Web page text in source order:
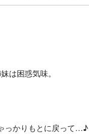
は困惑気味。
っかりもとに戻って…♪